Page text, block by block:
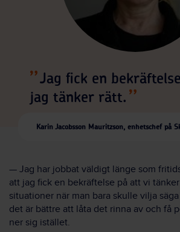
Jag fick en
jag tänker rätt.
Karin Jacobsson Mauritzson, enhetschef på
— Jag har jobbat väldigt länge som
att jag fick en bekräftelse på att vi
situationer när man bara skulle vilja
det är bättre att låta det rinna av och få
ner sig istället.